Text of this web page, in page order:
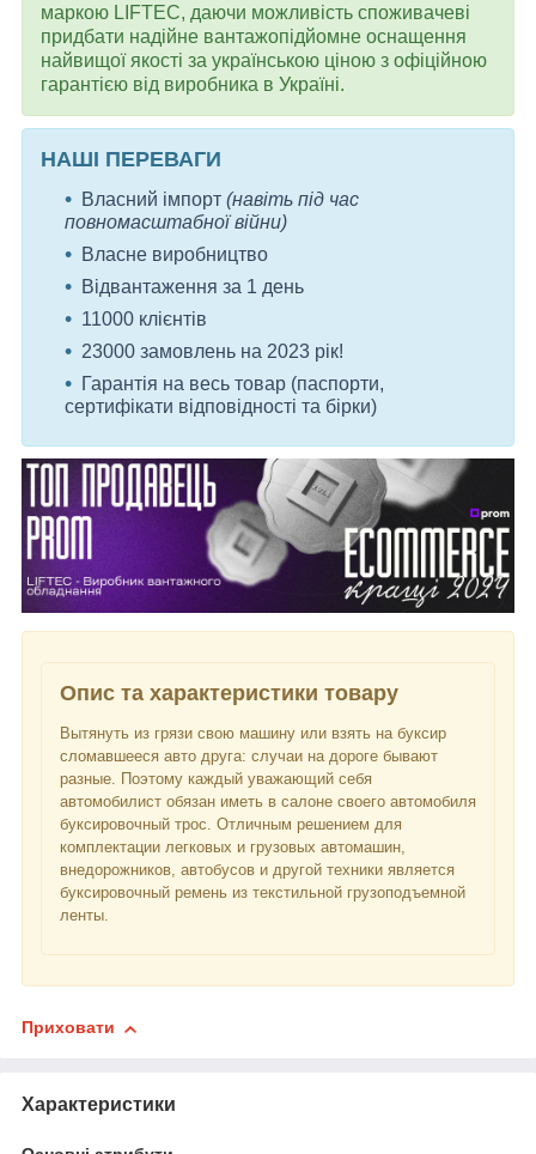
маркою LIFTEC, даючи можливість споживачеві
придбати надійне вантажопідйомне оснащення
найвищої якості за українською ціною з офіційною
гарантією від виробника в Україні.
НАШІ ПЕРЕВАГИ
Власний імпорт (навіть під час
повномасштабної війни)
Власне виробництво
Відвантаження за 1 день
11000 клієнтів
23000 замовлень на 2023 рік!
Гарантія на весь товар (паспорти,
сертифікати відповідності та бірки)
Опис та характеристики товару
Вытянуть из грязи свою машину или взять на буксир
сломавшееся авто друга: случаи на дороге бывают
разные. Поэтому каждый уважающий себя
автомобилист обязан иметь в салоне своего автомобиля
буксировочный трос. Отличным решением для
комплектации легковых и грузовых автомашин,
внедорожников, автобусов и другой техники является
буксировочный ремень из текстильной грузоподъемной
ленты.
Приховати
Характеристики